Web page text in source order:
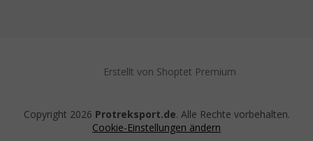
Erstellt von Shoptet Premium
Copyright 2026 Protreksport.de. Alle Rechte vorbehalten.
Cookie-Einstellungen ändern